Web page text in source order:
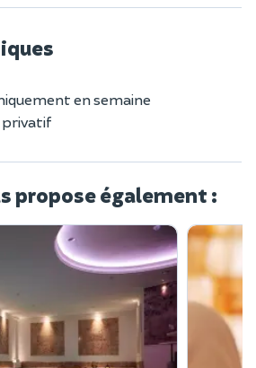
en semaine
privatif
propose également :